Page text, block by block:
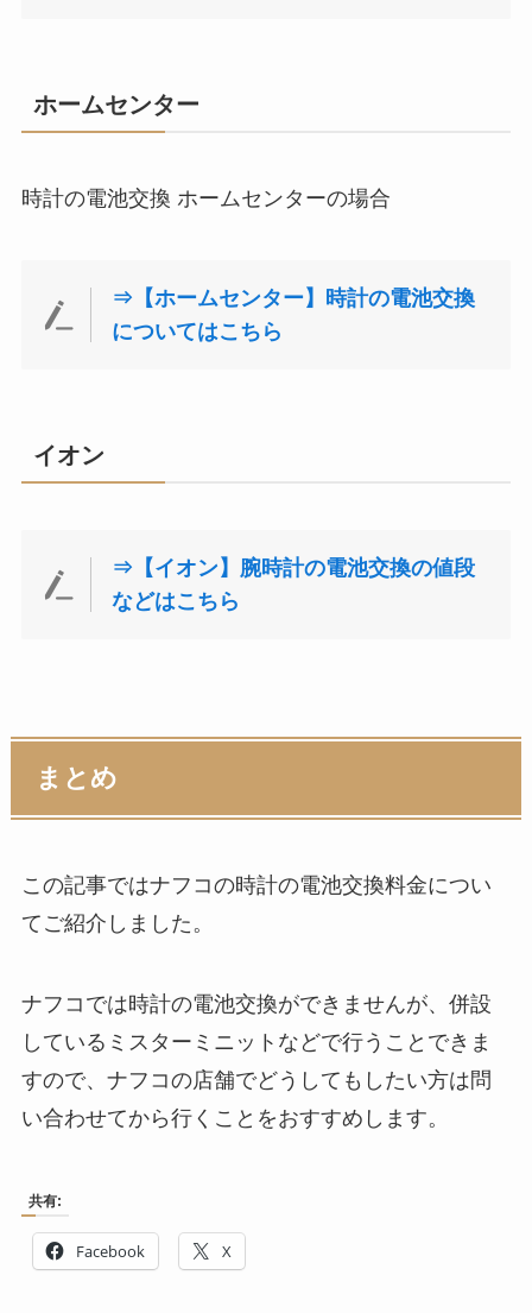
ホームセンター
時計の電池交換 ホームセンターの場合
⇒【ホームセンター】時計の電池交換
についてはこちら
イオン
⇒【イオン】腕時計の電池交換の値段
などはこちら
まとめ
この記事ではナフコの時計の電池交換料金につい
てご紹介しました。
ナフコでは時計の電池交換ができませんが、併設
しているミスターミニットなどで行うことできま
すので、ナフコの店舗でどうしてもしたい方は問
い合わせてから行くことをおすすめします。
共有:
Facebook X